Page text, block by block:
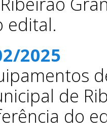
edital.
2025
de
do